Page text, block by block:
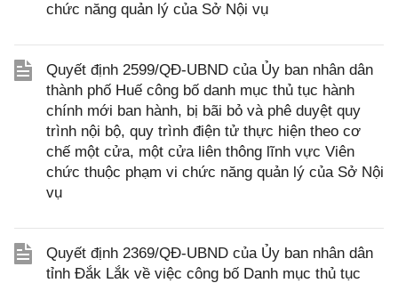
chức năng quản lý của Sở Nội vụ
Quyết định 2599/QĐ-UBND của Ủy ban nhân dân
thành phố Huế công bố danh mục thủ tục hành
chính mới ban hành, bị bãi bỏ và phê duyệt quy
trình nội bộ, quy trình điện tử thực hiện theo cơ
chế một cửa, một cửa liên thông lĩnh vực Viên
chức thuộc phạm vi chức năng quản lý của Sở Nội
vụ
Quyết định 2369/QĐ-UBND của Ủy ban nhân dân
tỉnh Đắk Lắk về việc công bố Danh mục thủ tục